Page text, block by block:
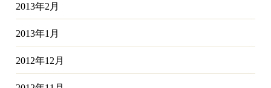
2013年2月
2013年1月
2012年12月